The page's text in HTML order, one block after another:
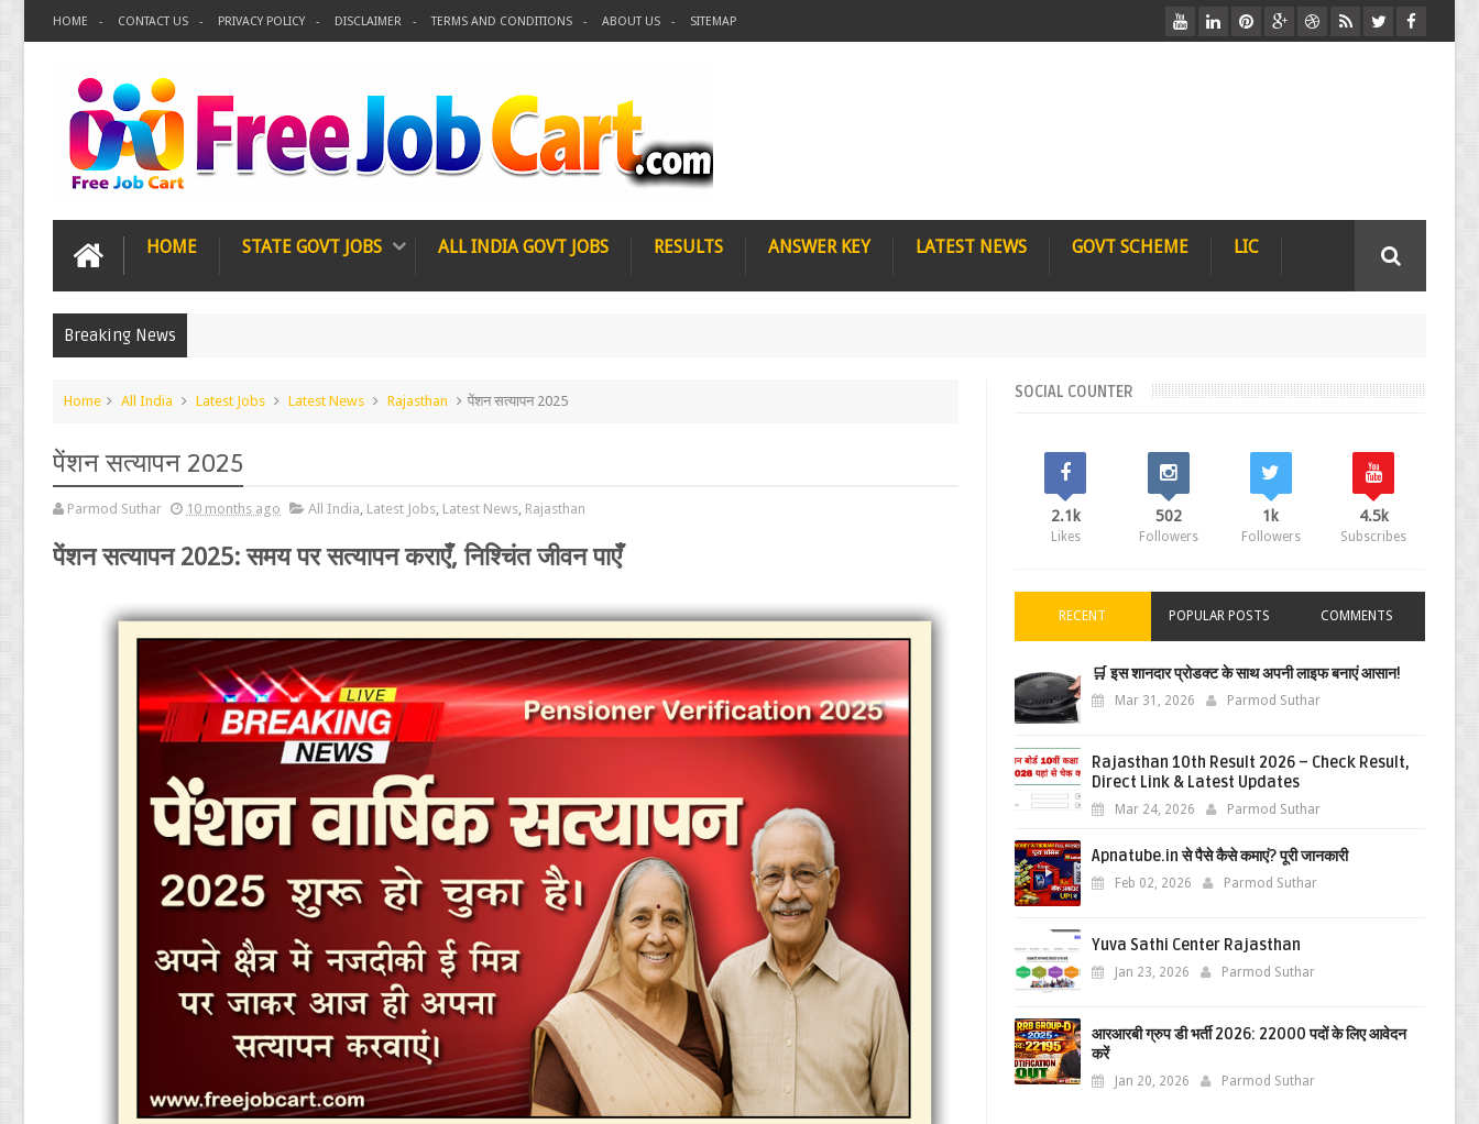
HOME CONTACT US PRIVACY POLICY DISCLAIMER TERMS AND CONDITIONS ABOUT US SITEMAP
HOME STATE GOVT JOBS ALL INDIA GOVT JOBS RESULTS ANSWER KEY LATEST NEWS GOVT SCHEME LIC
Breaking News
Home All India Latest Jobs Latest News Rajasthan पेंशन सत्यापन 2025
पेंशन सत्यापन 2025
Parmod Suthar 10 months ago All India, Latest Jobs, Latest News, Rajasthan
पेंशन सत्यापन 2025: समय पर सत्यापन कराएँ, निश्चिंत जीवन पाएँ
SOCIAL COUNTER
2.1k
Likes
502
Followers
1k
Followers
4.5k
Subscribes
RECENT POPULAR POSTS COMMENTS
🛒 इस शानदार प्रोडक्ट के साथ अपनी लाइफ बनाएं आसान!
Mar 31, 2026 Parmod Suthar
Rajasthan 10th Result 2026 – Check Result,
Direct Link & Latest Updates
Mar 24, 2026 Parmod Suthar
Apnatube.in से पैसे कैसे कमाएं? पूरी जानकारी
Feb 02, 2026 Parmod Suthar
Yuva Sathi Center Rajasthan
Jan 23, 2026 Parmod Suthar
आरआरबी ग्रुप डी भर्ती 2026: 22000 पदों के लिए आवेदन
करें
Jan 20, 2026 Parmod Suthar